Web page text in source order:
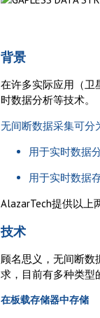
背景
在许多实际应用（卫
时数据分析等技术。
无间断数据采集可分
用于实时数据
用于实时数据
AlazarTech提供以上
技术
顾名思义，无间断数
求，目前有多种类型
在板载存储器中存储